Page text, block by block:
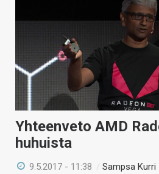
Yhteenveto AMD
huhuista
9.5.2017 - 11:38 /Sampsa Kurri